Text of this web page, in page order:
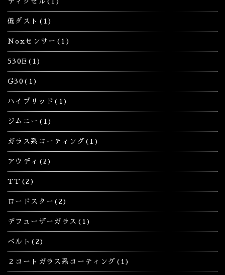
低ダスト(1)
Noxセンサー(1)
530E(1)
G30(1)
ハイブリッド(1)
ジムニー(1)
ガラス系コーティング(1)
アウディ(2)
TT(2)
ロードスター(2)
デフューザーガラス(1)
ベルト(2)
２コートガラス系コーティング(1)